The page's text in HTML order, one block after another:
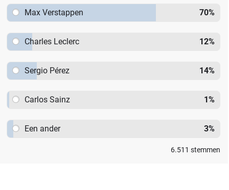
Max Verstappen 70%
Charles Leclerc 12%
Sergio Pérez 14%
Carlos Sainz 1%
Een ander 3%
6.511 stemmen